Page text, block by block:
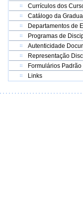
Currículos dos
Catálogo da
Departamentos de
Programas de
Autenticidade
Representação
Formulários Padrão
Links